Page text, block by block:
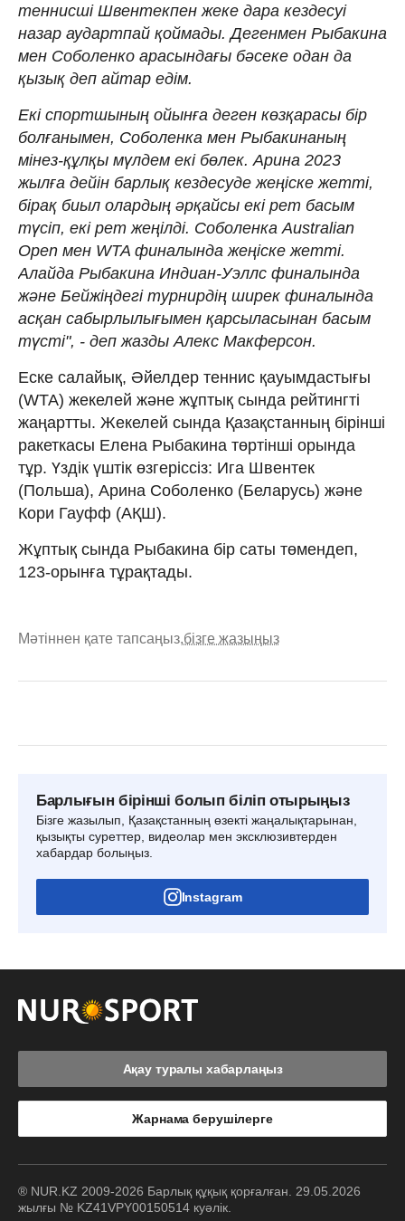
теннисші Швентекпен жеке дара кездесуі
назар аудартпай қоймады. Дегенмен Рыбакина
мен Соболенко арасындағы бәсеке одан да
қызық деп айтар едім.
Екі спортшының ойынға деген көзқарасы бір
болғанымен, Соболенка мен Рыбакинаның
мінез-құлқы мүлдем екі бөлек. Арина 2023
жылға дейін барлық кездесуде жеңіске жетті,
бірақ биыл олардың әрқайсы екі рет басым
түсіп, екі рет жеңілді. Соболенка Australian
Open мен WTA финалында жеңіске жетті.
Алайда Рыбакина Индиан-Уэллс финалында
және Бейжіңдегі турнирдің ширек финалында
асқан сабырлылығымен қарсыласынан басым
түсті", - деп жазды Алекс Макферсон.
Еске салайық, Әйелдер теннис қауымдастығы
(WTA) жекелей және жұптық сында рейтингті
жаңартты. Жекелей сында Қазақстанның бірінші
ракеткасы Елена Рыбакина төртінші орында
тұр. Үздік үштік өзгеріссіз: Ига Швентек
(Польша), Арина Соболенко (Беларусь) және
Кори Гауфф (АҚШ).
Жұптық сында Рыбакина бір саты төмендеп,
123-орынға тұрақтады.
Мәтіннен қате тапсаңыз,бізге жазыңыз
Барлығын бірінші болып біліп отырыңыз
Бізге жазылып, Қазақстанның өзекті жаңалықтарынан,
қызықты суреттер, видеолар мен эксклюзивтерден
хабардар болыңыз.
Instagram
Ақау туралы хабарлаңыз
Жарнама берушілерге
® NUR.KZ 2009-2026 Барлық құқық қорғалған. 29.05.2026
жылғы № KZ41VPY00150514 куәлік.